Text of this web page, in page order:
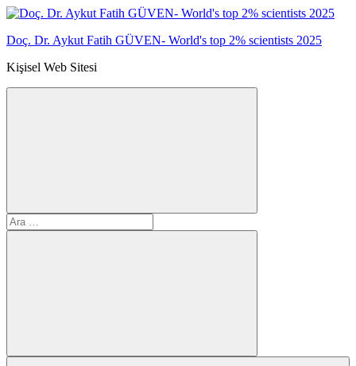
İçeriğe
Doç. Dr. Aykut Fatih GÜVEN- World's top 2% scientists 2025
Kişisel Web Sitesi
Arama
formunu
Ara:
Ara